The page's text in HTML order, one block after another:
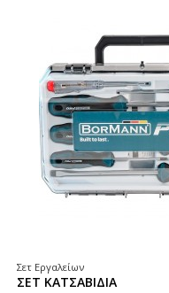
Σετ Εργαλείων
ΣΕΤ ΚΑΤΣΑΒΙΔΙΑ